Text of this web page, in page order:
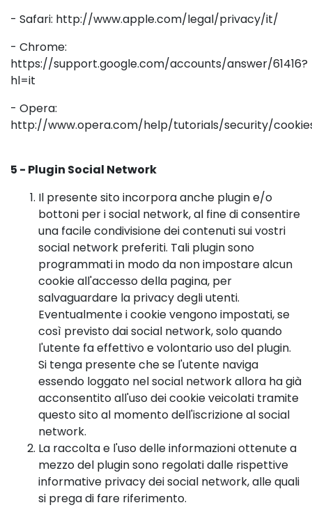
- Safari: http://www.apple.com/legal/privacy/it/
- Chrome:
https://support.google.com/accounts/answer/61416?
hl=it
- Opera:
http://www.opera.com/help/tutorials/security/
5 - Plugin Social Network
Il presente sito incorpora anche plugin e/o
bottoni per i social network, al fine di consentire
una facile condivisione dei contenuti sui vostri
social network preferiti. Tali plugin sono
programmati in modo da non impostare alcun
cookie all'accesso della pagina, per
salvaguardare la privacy degli utenti.
Eventualmente i cookie vengono impostati, se
così previsto dai social network, solo quando
l'utente fa effettivo e volontario uso del plugin.
Si tenga presente che se l'utente naviga
essendo loggato nel social network allora ha già
acconsentito all'uso dei cookie veicolati tramite
questo sito al momento dell'iscrizione al social
network.
La raccolta e l'uso delle informazioni ottenute a
mezzo del plugin sono regolati dalle rispettive
informative privacy dei social network, alle quali
si prega di fare riferimento.